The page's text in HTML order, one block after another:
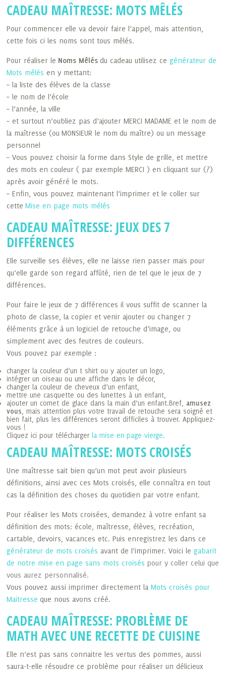
CADEAU MAÎTRESSE: MOTS MÊLÉS
Pour commencer elle va devoir faire l’appel, mais attention,
cette fois ci les noms sont tous mêlés.
Pour réaliser le Noms Mêlés du cadeau utilisez cegénérateur de
Mots mêlés en y mettant:
– la liste des élèves de la classe
– le nom de l’école
– l’année, la ville
– et surtout n’oubliez pas d’ajouter MERCI MADAME et le nom de
la maîtresse (ou MONSIEUR le nom du maître) ou un message
personnel
– Vous pouvez choisir la forme dans Style de grille, et mettre
des mots en couleur ( par exemple MERCI ) en cliquant sur (?)
après avoir généré le mots.
– Enfin, vous pouvez maintenant l’imprimer et le coller sur
cetteMise en page mots mélés
CADEAU MAÎTRESSE: JEUX DES 7
DIFFÉRENCES
Elle surveille ses élèves, elle ne laisse rien passer mais pour
qu’elle garde son regard affûté, rien de tel que le jeux de 7
différences.
Pour faire le jeux de 7 différences il vous suffit de scanner la
photo de classe, la copier et venir ajouter ou changer 7
éléments grâce à un logiciel de retouche d’image, ou
simplement avec des feutres de couleurs.
Vous pouvez par exemple :
changer la couleur d’un t shirt ou y ajouter un logo,
intégrer un oiseau ou une affiche dans le décor,
changer la couleur de cheveux d’un enfant,
mettre une casquette ou des lunettes à un enfant,
ajouter un cornet de glace dans la main d’un enfant.Bref, amusez
vous , mais attention plus votre travail de retouche sera soigné et
bien fait, plus les différences seront difficiles à trouver. Appliquez-
vous !
Cliquez ici pour téléchargerla mise en page vierge.
CADEAU MAÎTRESSE: MOTS CROISÉS
Une maîtresse sait bien qu’un mot peut avoir plusieurs
définitions, ainsi avec ces Mots croisés, elle connaîtra en tout
cas la définition des choses du quotidien par votre enfant.
Pour réaliser les Mots croisées, demandez à votre enfant sa
définition des mots: école, maîtresse, élèves, recréation,
cartable, devoirs, vacances etc. Puis enregistrez les dans ce
générateur de mots croisés avant de l’imprimer. Voici le gabarit
de notre mise en page sans mots croisés pour y coller celui que
vous aurez personnalisé.
Vous pouvez aussi imprimer directement laMots croisés pour
Maitresse que nous avons créé.
CADEAU MAÎTRESSE: PROBLÈME DE
MATH AVEC UNE RECETTE DE CUISINE
Elle n’est pas sans connaitre les vertus des pommes, aussi
saura-t-elle résoudre ce problème pour réaliser un délicieux